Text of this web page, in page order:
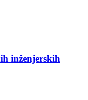
inženjerskih